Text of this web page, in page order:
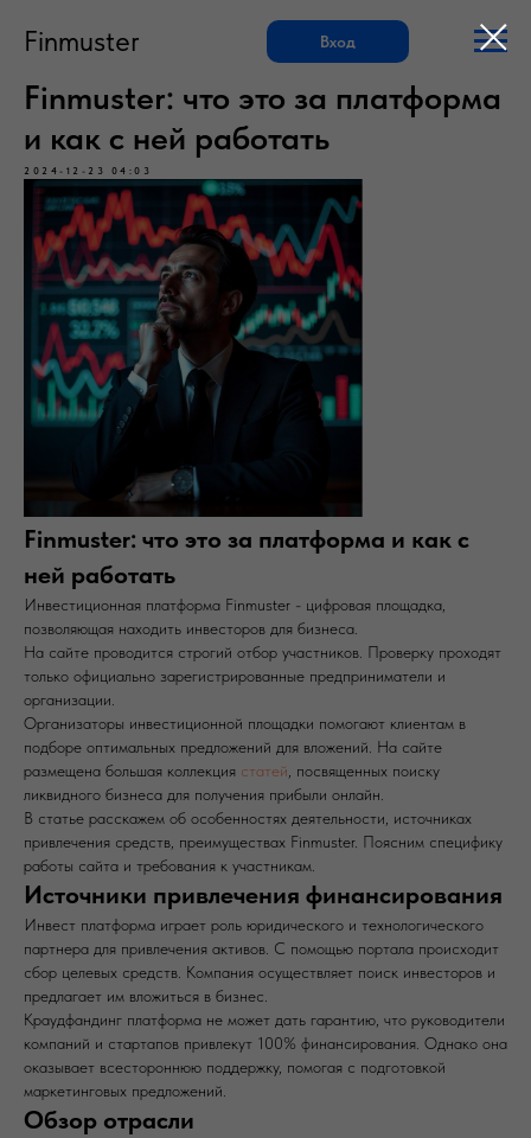
Finmuster Вход
Finmuster: что это за платформа
и как с ней работать
2024-12-23 04:03
Finmuster: что это за платформа и как с
ней работать
Инвестиционная платформа Finmuster - цифровая площадка,
позволяющая находить инвесторов для бизнеса.
На сайте проводится строгий отбор участников. Проверку проходят
только официально зарегистрированные предприниматели и
организации.
Организаторы инвестиционной площадки помогают клиентам в
подборе оптимальных предложений для вложений. На сайте
размещена большая коллекция статей , посвященных поиску
ликвидного бизнеса для получения прибыли онлайн.
В статье расскажем об особенностях деятельности, источниках
привлечения средств, преимуществах Finmuster. Поясним специфику
работы сайта и требования к участникам.
Источники привлечения финансирования
Инвест платформа играет роль юридического и технологического
партнера для привлечения активов. С помощью портала происходит
сбор целевых средств. Компания осуществляет поиск инвесторов и
предлагает им вложиться в бизнес.
Краудфандинг платформа не может дать гарантию, что руководители
компаний и стартапов привлекут 100% финансирования. Однако она
оказывает всестороннюю поддержку, помогая с подготовкой
маркетинговых предложений.
Обзор отрасли